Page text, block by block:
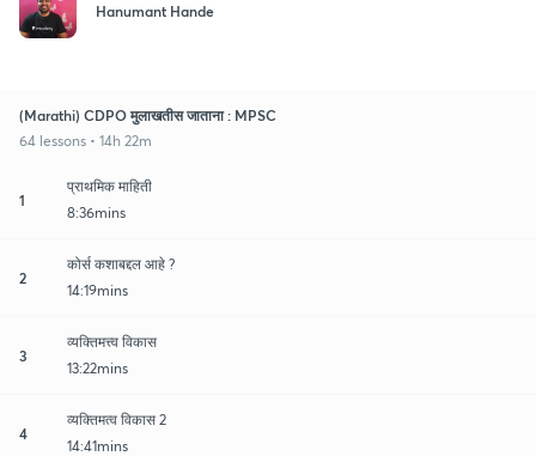
Hanumant Hande
(Marathi) CDPO मुलाखतीस जाताना : MPSC
64 lessons • 14h 22m
1
प्राथमिक माहिती
8:36mins
2
कोर्स कशाबद्दल आहे ?
14:19mins
3
व्यक्तिमत्त्व विकास
13:22mins
4
व्यक्तिमत्व विकास 2
14:41mins